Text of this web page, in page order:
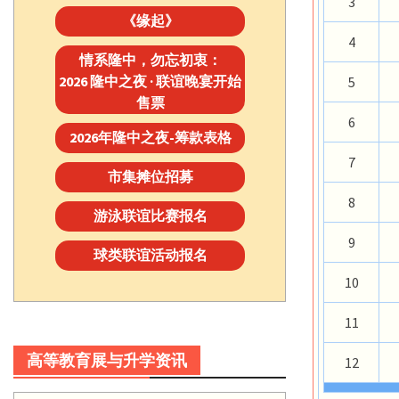
4
5
6
7
8
9
10
11
12
《缘起》
情系隆中，勿忘初衷：
2026 隆中之夜 · 联谊晚宴开始
售票
2026年隆中之夜-筹款表格
市集摊位招募
游泳联谊比赛报名
球类联谊活动报名
高等教育展与升学资讯